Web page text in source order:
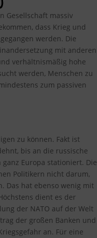
Gesellschaft massiv
dass Krieg und
werden. Die
mit anderen
verhältnismäßig hohe
werden, Menschen zu
zum passiven
zu können. Fakt ist
bis an die russische
Europa stationiert. Die
Politikern nicht darum,
Das hat ebenso wenig mit
dient es der
der NATO auf der Welt
der großen Banken und
an. Für eine